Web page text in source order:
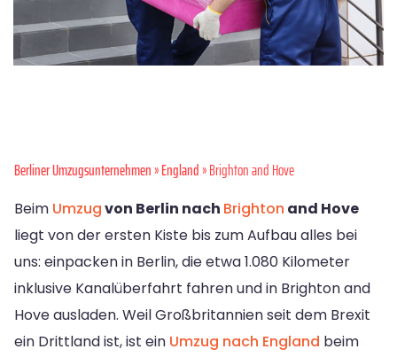
Berliner Umzugsunternehmen»England» Brighton and Hove
Beim Umzugvon Berlin nach Brighton and Hove
liegt von der ersten Kiste bis zum Aufbau alles bei
uns: einpacken in Berlin, die etwa 1.080 Kilometer
inklusive Kanalüberfahrt fahren und in Brighton and
Hove ausladen. Weil Großbritannien seit dem Brexit
ein Drittland ist, ist ein Umzug nach England beim